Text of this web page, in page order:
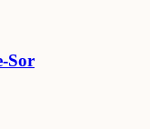
Sor